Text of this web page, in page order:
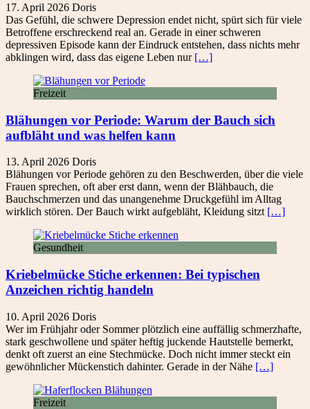
17. April 2026 Doris
Das Gefühl, die schwere Depression endet nicht, spürt sich für viele
Betroffene erschreckend real an. Gerade in einer schweren
depressiven Episode kann der Eindruck entstehen, dass nichts mehr
abklingen wird, dass das eigene Leben nur […]
Freizeit
Blähungen vor Periode: Warum der Bauch sich
aufbläht und was helfen kann
13. April 2026 Doris
Blähungen vor Periode gehören zu den Beschwerden, über die viele
Frauen sprechen, oft aber erst dann, wenn der Blähbauch, die
Bauchschmerzen und das unangenehme Druckgefühl im Alltag
wirklich stören. Der Bauch wirkt aufgebläht, Kleidung sitzt […]
Gesundheit
Kriebelmücke Stiche erkennen: Bei typischen
Anzeichen richtig handeln
10. April 2026 Doris
Wer im Frühjahr oder Sommer plötzlich eine auffällig schmerzhafte,
stark geschwollene und später heftig juckende Hautstelle bemerkt,
denkt oft zuerst an eine Stechmücke. Doch nicht immer steckt ein
gewöhnlicher Mückenstich dahinter. Gerade in der Nähe […]
Freizeit